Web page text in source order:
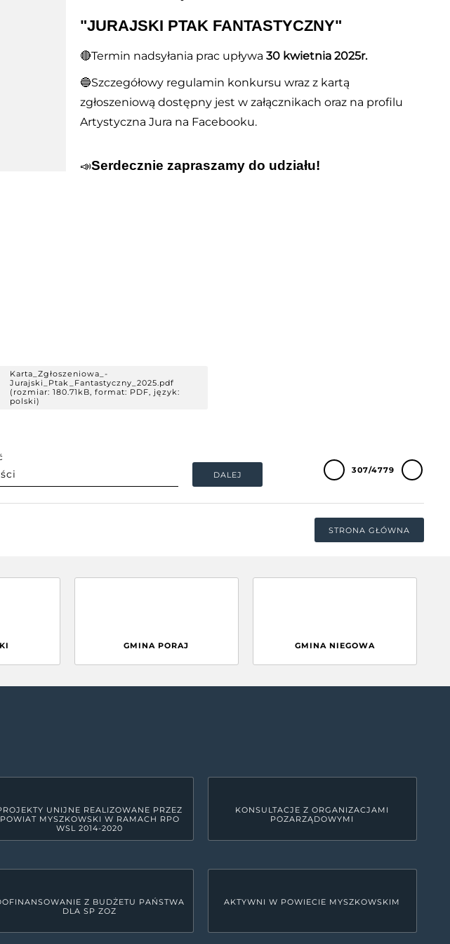
"JURAJSKI PTAK FANTASTYCZNY"
🔴Termin nadsyłania prac upływa30 kwietnia 2025r.
🔵Szczegółowy regulamin konkursu wraz z kartą
zgłoszeniową dostępny jest w załącznikach oraz na profilu
Artystyczna Jura na Facebooku.
📣Serdecznie zapraszamy do udziału!
Karta_Zgłoszeniowa_-
Jurajski_Ptak_Fantastyczny_2025.pdf
(rozmiar: 180.71kB, format: PDF, język:
polski)
DALEJ 307/4779
STRONA GŁÓWNA
GMINA PORAJ GMINA NIEGOWA
UNIJNE REALIZOWANE PRZEZ
POWIAT MYSZKOWSKI W RAMACH RPO
WSL 2014-2020
KONSULTACJE Z ORGANIZACJAMI
POZARZĄDOWYMI
Z BUDŻETU PAŃSTWA
DLA SP ZOZ
AKTYWNI W POWIECIE MYSZKOWSKIM